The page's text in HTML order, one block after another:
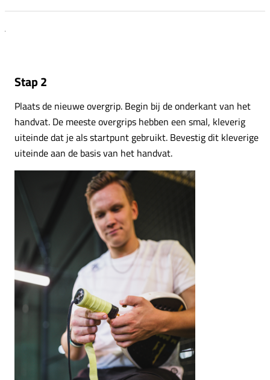
Stap 2
Plaats de nieuwe overgrip. Begin bij de onderkant van het
handvat. De meeste overgrips hebben een smal, kleverig
uiteinde dat je als startpunt gebruikt. Bevestig dit kleverige
uiteinde aan de basis van het handvat.